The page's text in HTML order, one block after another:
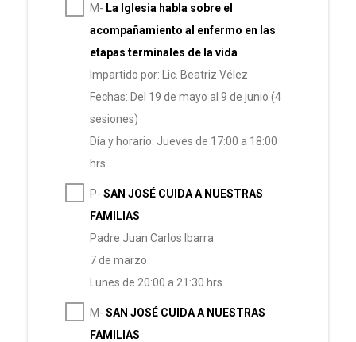
M- La Iglesia habla sobre el
acompañamiento al enfermo en las
etapas terminales de la vida
Impartido por: Lic. Beatriz Vélez
Fechas: Del 19 de mayo al 9 de junio (4
sesiones)
Día y horario: Jueves de 17:00 a 18:00
hrs.
P- SAN JOSÉ CUIDA A NUESTRAS
FAMILIAS
Padre Juan Carlos Ibarra
7 de marzo
Lunes de 20:00 a 21:30 hrs.
M- SAN JOSÉ CUIDA A NUESTRAS
FAMILIAS